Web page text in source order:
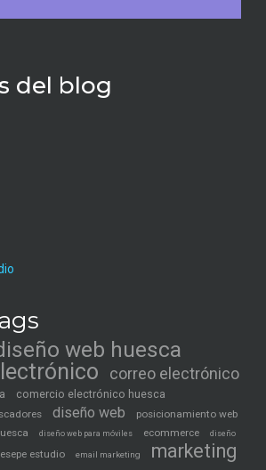
del blog
web huesca
correo electrónico
comercio electrónico huesca
diseño web
posicionamiento web
diseño web para móviles ecommerce diseño
esepe estudio email marketing
marketing